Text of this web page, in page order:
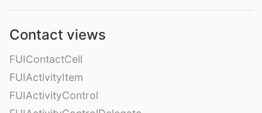
Contact views
FUIContactCell
FUIActivityItem
FUIActivityControl